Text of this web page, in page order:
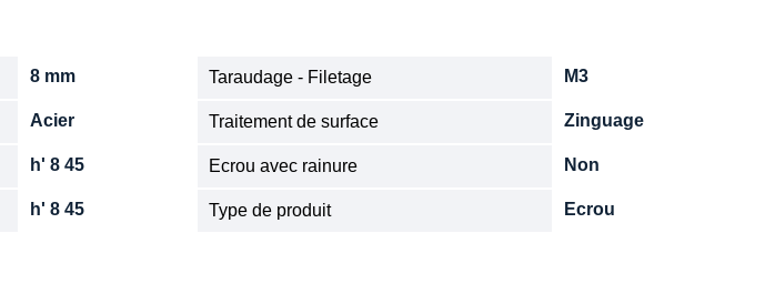
8 mm Taraudage - Filetage M3
Acier Traitement de surface Zinguage
h' 8 45 Ecrou avec rainure Non
h' 8 45 Type de produit Ecrou